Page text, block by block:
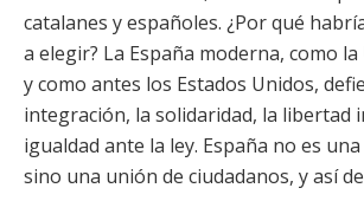
catalanes y españoles. ¿Por qué
a elegir? La España moderna, como
y como antes los Estados Unidos,
integración, la solidaridad, la libertad
igualdad ante la ley. España no es
sino una unión de ciudadanos, y así